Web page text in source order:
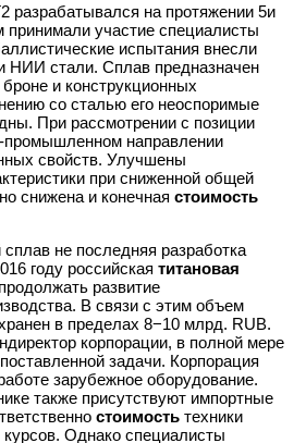
разрабатывался на протяжении 5и
принимали участие специалисты
испытания внесли
НИИ стали. Сплав предназначен
и конструкционных
со сталью его неоспоримые
При рассмотрении с позиции
промышленном направлении
свойств. Улучшены
при сниженной общей
снижена и конечная стоимость
не последняя разработка
году российская титановая
развитие
В связи с этим объем
в пределах 8−10 млрд. RUB.
корпорации, в полной мере
задачи. Корпорация
зарубежное оборудование.
также присутствуют импортные
стоимость техники
Однако специалисты